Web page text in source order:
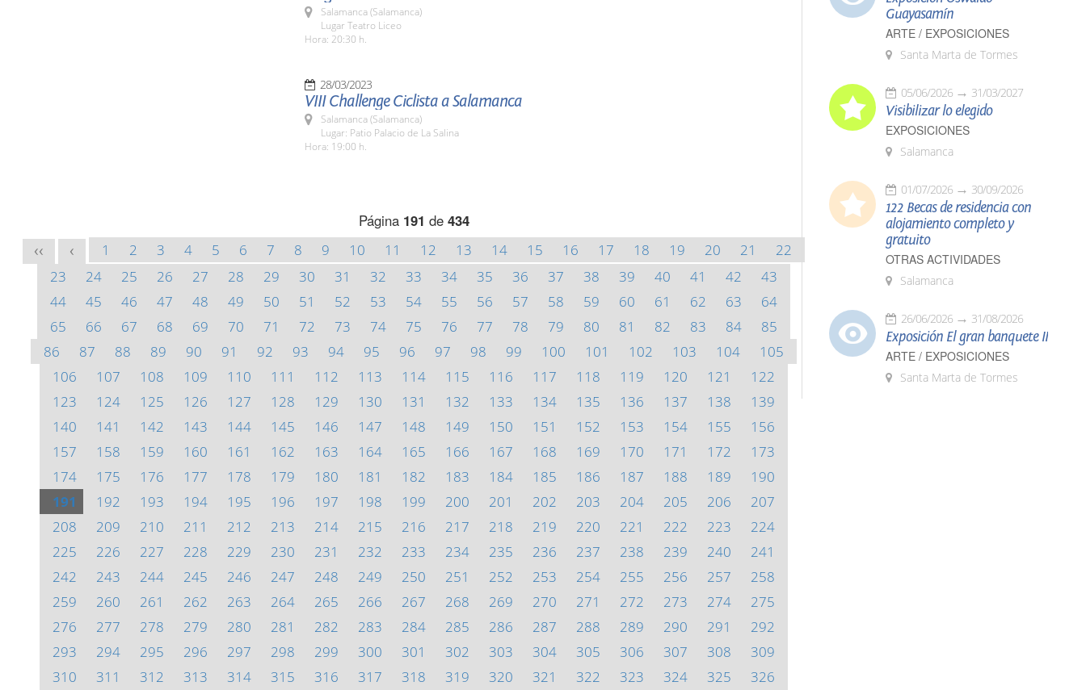
Salamanca (Salamanca)
Lugar Teatro Liceo
Hora: 20:30 h.
28/03/2023
VIII Challenge Ciclista a Salamanca
Salamanca (Salamanca)
Lugar: Patio Palacio de La Salina
Hora: 19:00 h.
Página 191 de 434
<< < 1 2 3 4 5 6 7 8 9 10 11 12 13 14 15 16 17 18 19 20 21
22
23
24 25 26 27 28 29 30 31 32 33 34 35 36 37 38 39 40 41 42
43
44
45 46 47 48 49 50 51 52 53 54 55 56 57 58 59 60 61 62 63
64
65
66 67 68 69 70 71 72 73 74 75 76 77 78 79 80 81 82 83 84
85
86
87 88 89 90 91 92 93 94 95 96 97 98 99 100 101 102 103 104
105
106
107 108 109 110 111 112 113 114 115 116 117 118 119 120 121
122
123
124 125 126 127 128 129 130 131 132 133 134 135 136 137 138
139
140
141 142 143 144 145 146 147 148 149 150 151 152 153 154 155
156
157
158 159 160 161 162 163 164 165 166 167 168 169 170 171 172
173
174
175 176 177 178 179 180 181 182 183 184 185 186 187 188 189
190
191
192 193 194 195 196 197 198 199 200 201 202 203 204 205 206
207
208
209 210 211 212 213 214 215 216 217 218 219 220 221 222 223
224
225
226 227 228 229 230 231 232 233 234 235 236 237 238 239 240
241
242
243 244 245 246 247 248 249 250 251 252 253 254 255 256 257
258
259
260 261 262 263 264 265 266 267 268 269 270 271 272 273 274
275
276
277 278 279 280 281 282 283 284 285 286 287 288 289 290 291
292
293
294 295 296 297 298 299 300 301 302 303 304 305 306 307 308
309
310
311 312 313 314 315 316 317 318 319 320 321 322 323 324 325 326
Guayasamín
ARTE / EXPOSICIONES
Santa Marta de Tormes
05/06/2026 31/03/2027
Visibilizar lo elegido
EXPOSICIONES
Salamanca
01/07/2026 30/09/2026
122 Becas de residencia con
alojamiento completo y
gratuito
OTRAS ACTIVIDADES
Salamanca
26/06/2026 31/08/2026
Exposición El gran banquete II
ARTE / EXPOSICIONES
Santa Marta de Tormes